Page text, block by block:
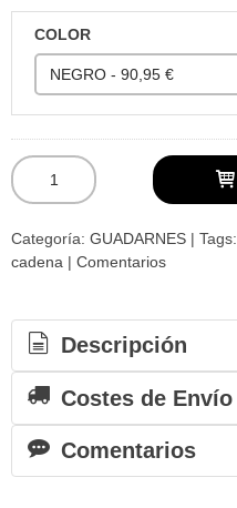
COLOR
Categoría: GUADARNES | Tags:
cadena | Comentarios
Descripción
Costes de Envío
Comentarios